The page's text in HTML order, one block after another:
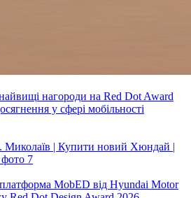
нагороди на Red Dot Award
у сфері мобільності
MobED від Hyundai Motor